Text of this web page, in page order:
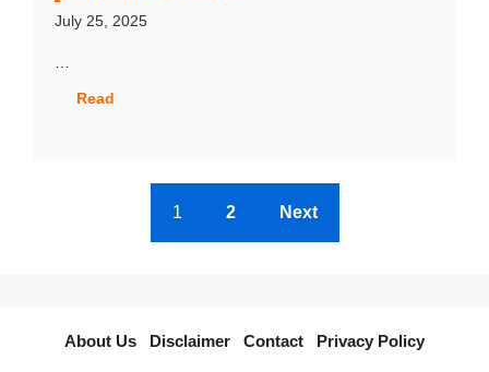
July 25, 2025
Read
1 2 Next
About Us Disclaimer Contact Privacy Policy